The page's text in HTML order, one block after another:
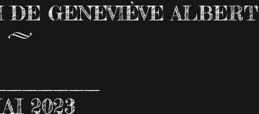
GENEVIÈVE ALBERT
2023